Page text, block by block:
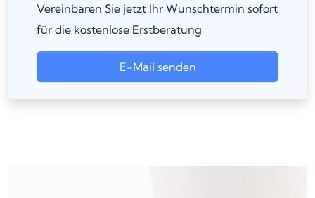
Vereinbaren Sie jetzt Ihr Wunschtermin sofort
für die kostenlose Erstberatung
E-Mail senden